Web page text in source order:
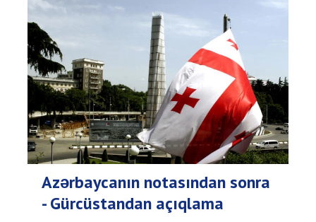
Azərbaycanın notasından sonra
- Gürcüstandan açıqlama